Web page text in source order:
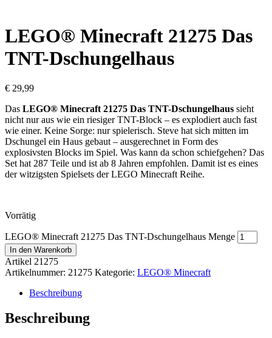
LEGO® Minecraft 21275 Das
TNT-Dschungelhaus
€ 29,99
Das LEGO® Minecraft 21275 Das TNT-Dschungelhaus sieht
nicht nur aus wie ein riesiger TNT-Block – es explodiert auch fast
wie einer. Keine Sorge: nur spielerisch. Steve hat sich mitten im
Dschungel ein Haus gebaut – ausgerechnet in Form des
explosivsten Blocks im Spiel. Was kann da schon schiefgehen? Das
Set hat 287 Teile und ist ab 8 Jahren empfohlen. Damit ist es eines
der witzigsten Spielsets der LEGO Minecraft Reihe.
Vorrätig
LEGO® Minecraft 21275 Das TNT-Dschungelhaus Menge
In den Warenkorb
Artikel 21275
Artikelnummer: 21275 Kategorie: LEGO® Minecraft
Beschreibung
Beschreibung